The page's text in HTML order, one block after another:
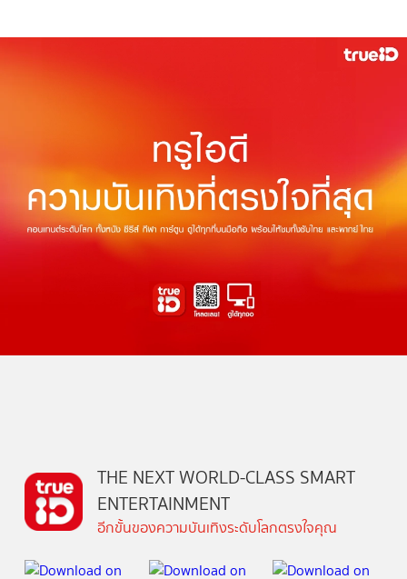
THE NEXT WORLD-CLASS SMART
ENTERTAINMENT
อีกขั้นของความบันเทิงระดับโลกตรงใจคุณ